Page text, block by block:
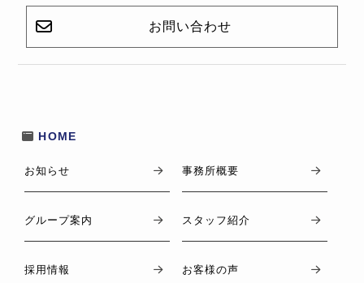
お問い合わせ
HOME
お知らせ 事務所概要
グループ案内 スタッフ紹介
採用情報 お客様の声